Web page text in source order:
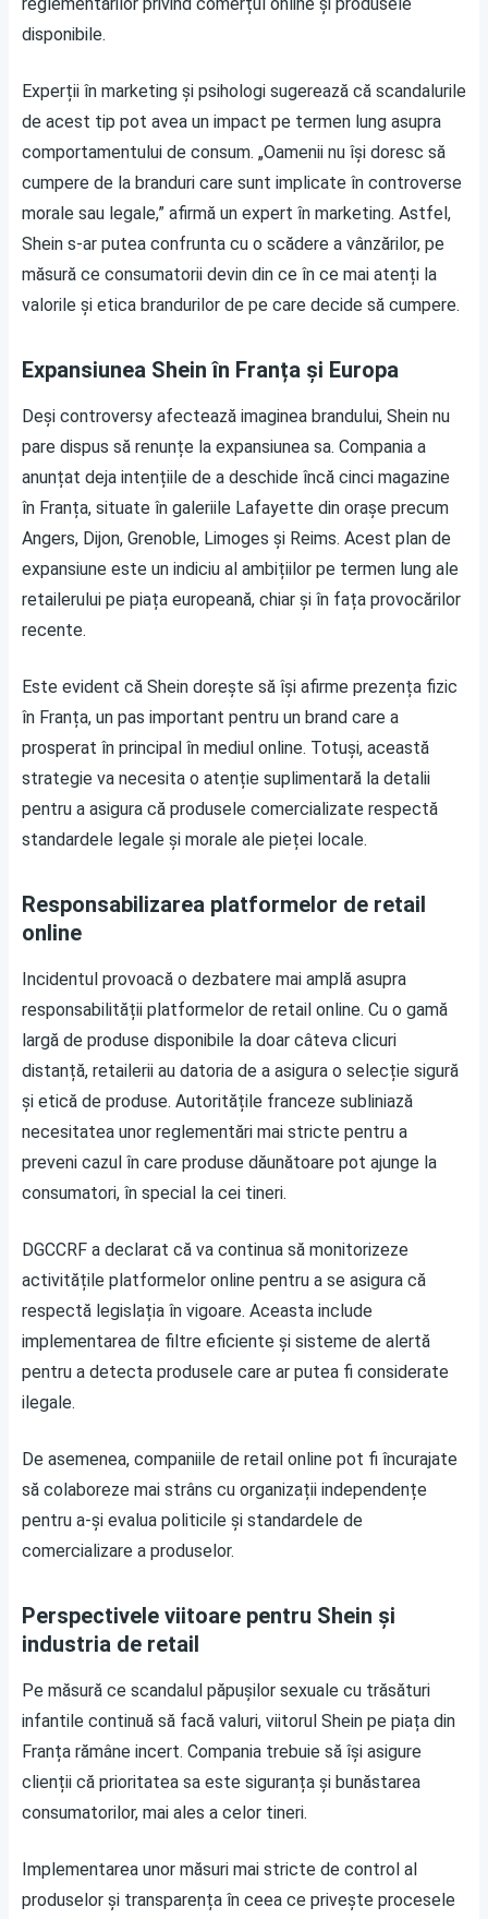
disponibile.
Experții în marketing și psihologi sugerează că scandalurile
de acest tip pot avea un impact pe termen lung asupra
comportamentului de consum. „Oamenii nu își doresc să
cumpere de la branduri care sunt implicate în controverse
morale sau legale,” afirmă un expert în marketing. Astfel,
Shein s-ar putea confrunta cu o scădere a vânzărilor, pe
măsură ce consumatorii devin din ce în ce mai atenți la
valorile și etica brandurilor de pe care decide să cumpere.
Expansiunea Shein în Franța și Europa
Deși controversy afectează imaginea brandului, Shein nu
pare dispus să renunțe la expansiunea sa. Compania a
anunțat deja intențiile de a deschide încă cinci magazine
în Franța, situate în galeriile Lafayette din orașe precum
Angers, Dijon, Grenoble, Limoges și Reims. Acest plan de
expansiune este un indiciu al ambițiilor pe termen lung ale
retailerului pe piața europeană, chiar și în fața provocărilor
recente.
Este evident că Shein dorește să își afirme prezența fizic
în Franța, un pas important pentru un brand care a
prosperat în principal în mediul online. Totuși, această
strategie va necesita o atenție suplimentară la detalii
pentru a asigura că produsele comercializate respectă
standardele legale și morale ale pieței locale.
Responsabilizarea platformelor de retail
online
Incidentul provoacă o dezbatere mai amplă asupra
responsabilității platformelor de retail online. Cu o gamă
largă de produse disponibile la doar câteva clicuri
distanță, retailerii au datoria de a asigura o selecție sigură
și etică de produse. Autoritățile franceze subliniază
necesitatea unor reglementări mai stricte pentru a
preveni cazul în care produse dăunătoare pot ajunge la
consumatori, în special la cei tineri.
DGCCRF a declarat că va continua să monitorizeze
activitățile platformelor online pentru a se asigura că
respectă legislația în vigoare. Aceasta include
implementarea de filtre eficiente și sisteme de alertă
pentru a detecta produsele care ar putea fi considerate
ilegale.
De asemenea, companiile de retail online pot fi încurajate
să colaboreze mai strâns cu organizații independențe
pentru a-și evalua politicile și standardele de
comercializare a produselor.
Perspectivele viitoare pentru Shein și
industria de retail
Pe măsură ce scandalul păpușilor sexuale cu trăsături
infantile continuă să facă valuri, viitorul Shein pe piața din
Franța rămâne incert. Compania trebuie să își asigure
clienții că prioritatea sa este siguranța și bunăstarea
consumatorilor, mai ales a celor tineri.
Implementarea unor măsuri mai stricte de control al
produselor și transparența în ceea ce privește procesele